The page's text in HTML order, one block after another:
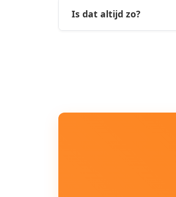
Is dat altijd zo?